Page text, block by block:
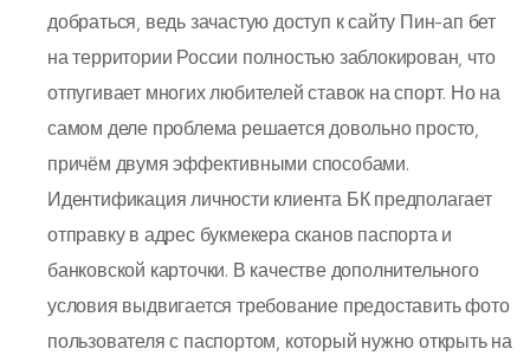
добраться, ведь зачастую доступ к сайту Пин-ап бет
на территории России полностью заблокирован, что
отпугивает многих любителей ставок на спорт. Но на
самом деле проблема решается довольно просто,
причём двумя эффективными способами.
Идентификация личности клиента БК предполагает
отправку в адрес букмекера сканов паспорта и
банковской карточки. В качестве дополнительного
условия выдвигается требование предоставить фото
пользователя с паспортом, который нужно открыть на